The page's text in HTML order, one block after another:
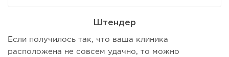
Штендер
Если получилось так, что ваша клиника
расположена не совсем удачно, то можно